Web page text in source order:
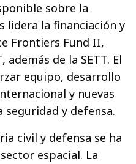
sobre la
lidera la financiación y
Frontiers Fund II,
además de la SETT. El
equipo, desarrollo
y nuevas
seguridad y defensa.
civil y defensa se ha
espacial. La